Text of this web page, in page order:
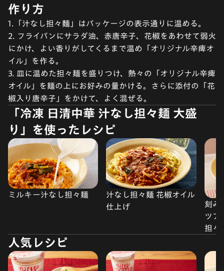
作り方
1.「汁なし担々麵」はパッケージの表示通りに温める。
2. フライパンにサラダ油、赤唐辛子、花椒をあわせて弱火
にかけ、よい香りがしてくるまで温め「オリジナル辛痺オ
イル」を作る。
3. 皿に温めた担々麺を盛りつけ、熱々の「オリジナル辛痺
オイル」を麺の上にお好みの量かける。さらに添付の「花
椒入り唐辛子」をかけて、よく混ぜる。
「冷凍 日清中華 汁なし担々麺 大盛
り」を使ったレシピ
ミルキー汁なし担々麺
汁なし担々麺 花椒オイル
仕上げ
刻み
ツア
担々
人気レシピ